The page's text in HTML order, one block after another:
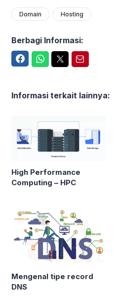
Domain Hosting
Berbagi Informasi:
Informasi terkait lainnya:
High Performance
Computing – HPC
Mengenal tipe record
DNS